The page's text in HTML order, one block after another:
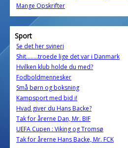
Mange Opskrifter
Sport
Se det her svineri
Shit........troede lige det var i Danmark
Hvilken klub holde du med?
Fodboldmennesker
Små børn og boksning
Kampsport med bid i!
Hvad giver du Hans Backe?
Tak for årerne Dan, Mr. BIF
UEFA Cupen : Viking og Tromsø
Tak for årerne Hans Backe, Mr. FCK